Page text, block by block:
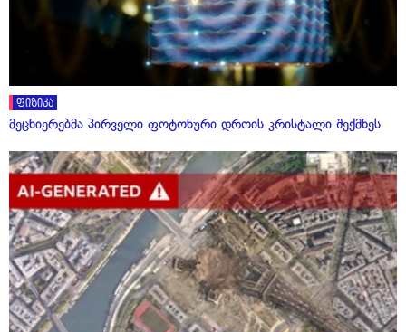
ფიზიკა
მეცნიერებმა პირველი ფოტონური დროის კრისტალი შექმნეს